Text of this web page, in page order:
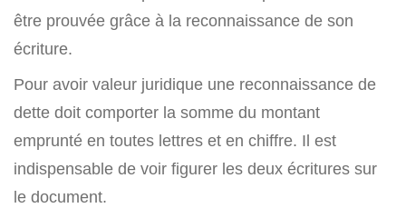
être prouvée grâce à la reconnaissance de son
écriture.
Pour avoir valeur juridique une reconnaissance de
dette doit comporter la somme du montant
emprunté en toutes lettres et en chiffre. Il est
indispensable de voir figurer les deux écritures sur
le document.